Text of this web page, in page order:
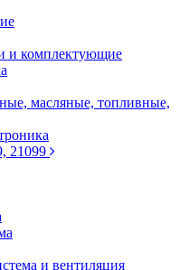
и комплектующие
масляные, топливные,
21099
и вентиляция